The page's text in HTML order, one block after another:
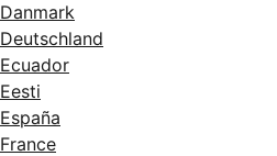
Danmark
Deutschland
Ecuador
Eesti
España
France